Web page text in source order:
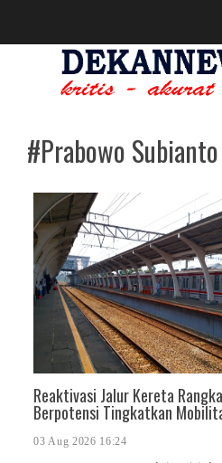
#Prabowo Subianto
Reaktivasi Jalur Kereta
Berpotensi Tingkatkan
03 Aug 2026 16:24